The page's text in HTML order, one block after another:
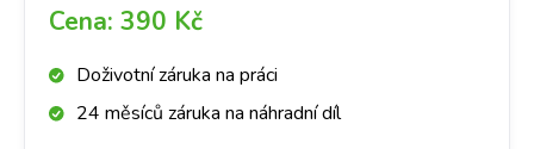
nutné provedení diagnostiky u nás na pobočce,
abychom dokázali přesně určit, co danou závadu
způsobuje. Následně, po jejím provedení, se s Vámi
spojíme a domluvíme se ohledně dalšího postupu
Cena: 390 Kč
Doživotní záruka na práci
24 měsíců záruka na náhradní díl